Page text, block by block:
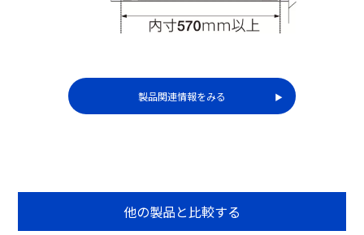
製品関連情報をみる ▶︎
他の製品と比較する